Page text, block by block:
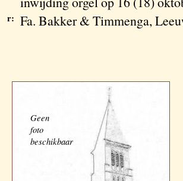
r: Fa. Bakker & Timmenga,
Geen
foto
beschikbaar